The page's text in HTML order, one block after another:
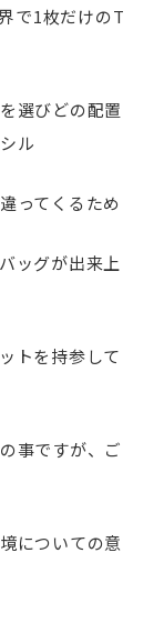
で1枚だけのT
選びどの配置
ル
ってくるため
ッグが出来上
トを持参して
事ですが、ご
についての意